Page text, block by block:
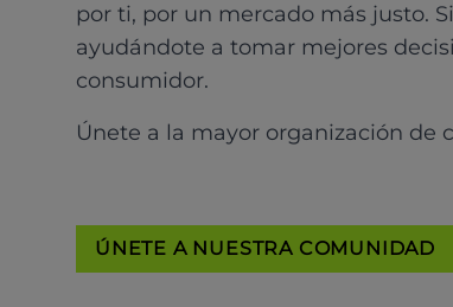
por ti, por un mercado más justo.
ayudándote a tomar mejores
consumidor.
Únete a la mayor organización de
ÚNETE A NUESTRA COMUNIDAD